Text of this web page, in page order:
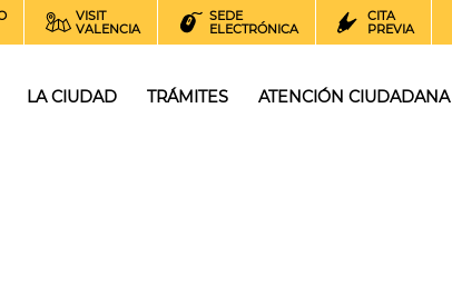
VISIT
VALENCIA
SEDE
ELECTRÓNICA
CITA
PREVIA
LA CIUDAD TRÁMITES ATENCIÓN CIUDADANA